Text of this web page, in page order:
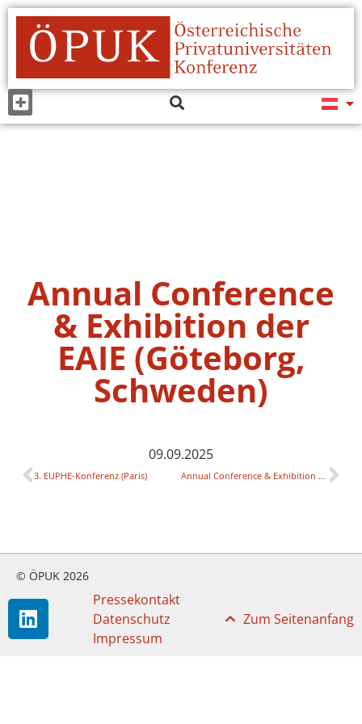
Annual Conference
& Exhibition der
EAIE (Göteborg,
Schweden)
09.09.2025
3. EUPHE-Konferenz (Paris) Annual Conference & Exhibition der EAIE (Göteborg, Schweden)
© ÖPUK 2026
Pressekontakt
Datenschutz
Impressum
Zum Seitenanfang